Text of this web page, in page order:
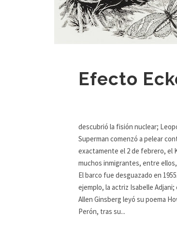
Efecto
a Ray
descubrió la fisión nuclear;
Superman comenzó a pelear
exactamente el 2 de febrero, el
muchos inmigrantes, entre
El barco fue desguazado en
ejemplo, la actriz Isabelle
Allen Ginsberg leyó su poema
Perón, tras su...